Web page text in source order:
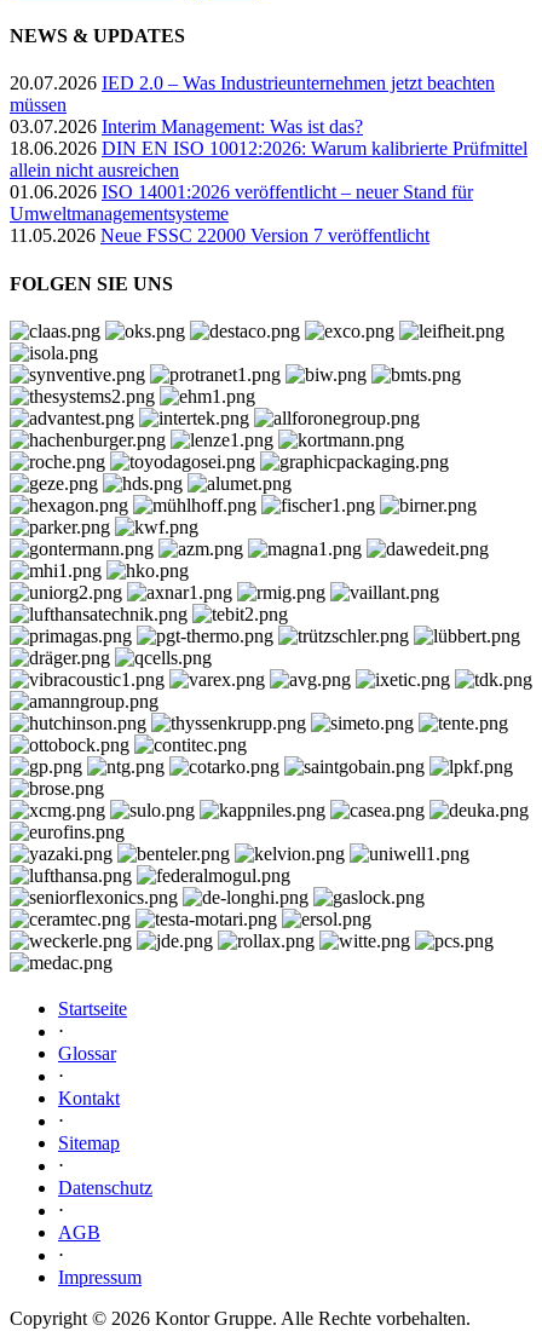
NEWS & UPDATES
20.07.2026 IED 2.0 – Was Industrieunternehmen jetzt beachten
müssen
03.07.2026 Interim Management: Was ist das?
18.06.2026 DIN EN ISO 10012:2026: Warum kalibrierte Prüfmittel
allein nicht ausreichen
01.06.2026 ISO 14001:2026 veröffentlicht – neuer Stand für
Umweltmanagementsysteme
11.05.2026 Neue FSSC 22000 Version 7 veröffentlicht
FOLGEN SIE UNS
Startseite
⋅
Glossar
⋅
Kontakt
⋅
Sitemap
⋅
Datenschutz
⋅
AGB
⋅
Impressum
Copyright © 2026 Kontor Gruppe. Alle Rechte vorbehalten.